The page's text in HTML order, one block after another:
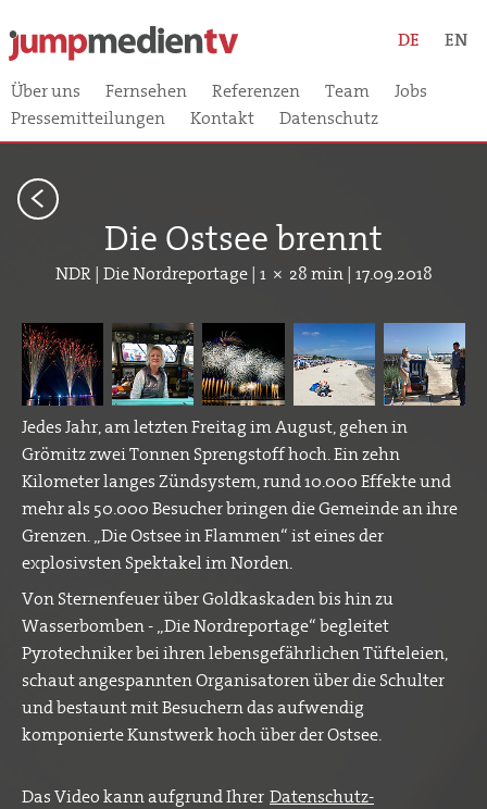
Über uns Fernsehen Referenzen Team
Jobs
Pressemitteilungen
Kontakt Datenschutz
DE EN
<
Die Ostsee brennt
NDR | Die Nordreportage | 1 × 28 min | 17.09.2018
Jedes Jahr, am letzten Freitag im August, gehen in
Grömitz zwei Tonnen Sprengstoff hoch. Ein zehn
Kilometer langes Zündsystem, rund 10.000 Effekte und
mehr als 50.000 Besucher bringen die Gemeinde an ihre
Grenzen. „Die Ostsee in Flammen“ ist eines der
explosivsten Spektakel im Norden.
​Von Sternenfeuer über Goldkaskaden bis hin zu
Wasserbomben - „Die Nordreportage“ begleitet
Pyrotechniker bei ihren lebensgefährlichen Tüfteleien,
schaut angespannten Organisatoren über die Schulter
und bestaunt mit Besuchern das aufwendig
komponierte Kunstwerk hoch über der Ostsee.
Das Video kann aufgrund Ihrer Datenschutz-